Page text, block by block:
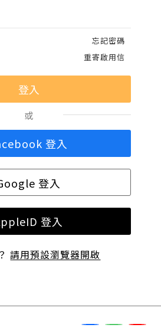
忘記密碼
重寄啟用信
或
登入
登入
登入
請用預設瀏覽器開啟